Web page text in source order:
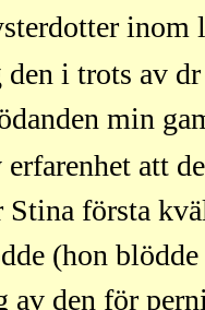
inom
i trots av
min
erfarenhet att
Stina första
(hon
av den för